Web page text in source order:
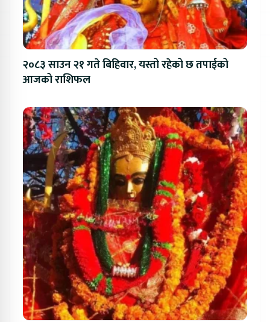
२०८३ साउन २१ गते बिहिवार, यस्तो रहेको छ तपाईको
आजको राशिफल